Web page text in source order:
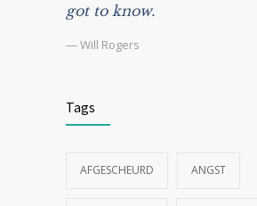
got to know.
— Will Rogers
Tags
AFGESCHEURD ANGST